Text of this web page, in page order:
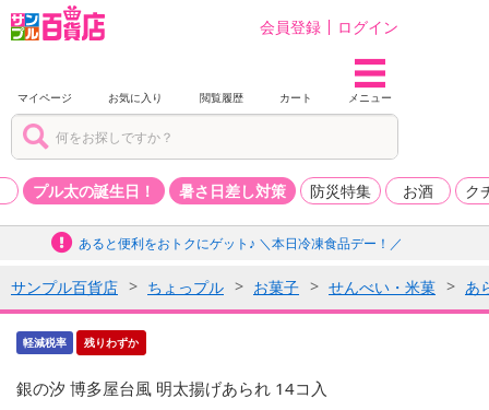
会員登録 ログイン
マイページ お気に入り 閲覧履歴 カート メニュー
プル太の誕生日！ 暑さ日差し対策 防災特集 お酒 ク
あると便利をおトクにゲット♪ ＼本日冷凍食品デー！／
サンプル百貨店 ちょっプル お菓子 せんべい・米菓 あ
軽減税率 残りわずか
銀の汐 博多屋台風 明太揚げあられ 14コ入